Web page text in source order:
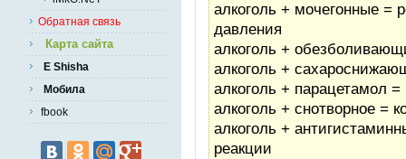
алкоголь + мочегонные =
давления
алкоголь +
алкоголь +
алкоголь + парацетамол
алкоголь + снотворное =
алкоголь +
реакции
Обратная связь
Карта сайта
E Shisha
Мобила
fbook